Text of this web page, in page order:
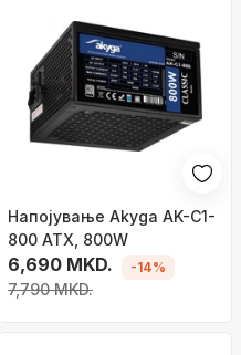
Напојување Akyga AK-C1-
800 ATX, 800W
6,690 MKD.
7,790 MKD.
-14%